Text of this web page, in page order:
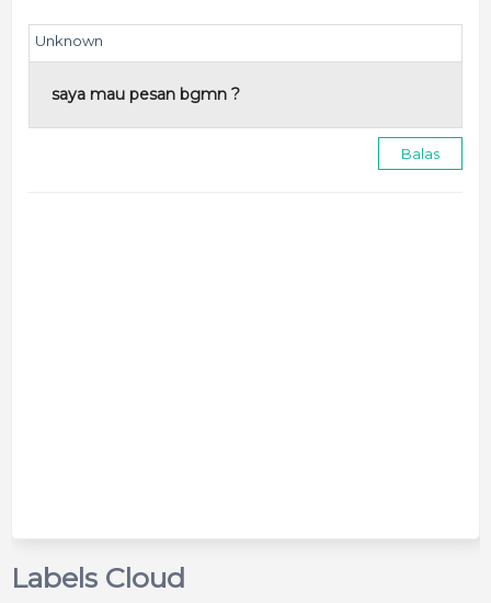
Unknown
saya mau pesan bgmn ?
Balas
Labels Cloud